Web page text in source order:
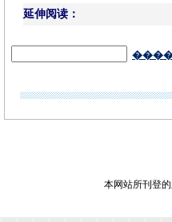
延伸阅读：
本网站所刊登